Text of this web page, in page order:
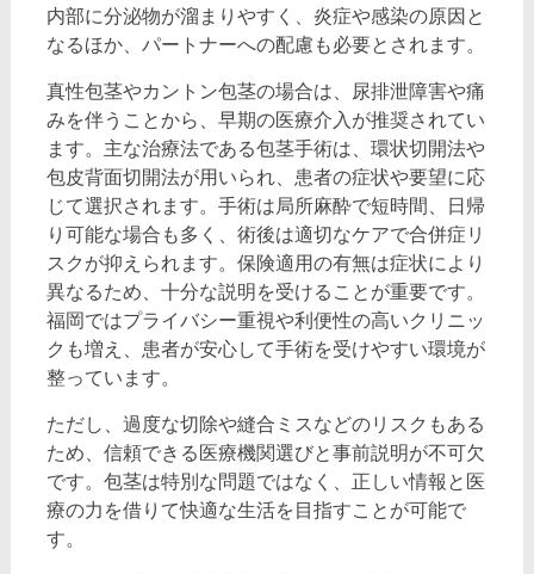
内部に分泌物が溜まりやすく、炎症や感染の原因と
なるほか、パートナーへの配慮も必要とされます。
真性包茎やカントン包茎の場合は、尿排泄障害や痛
みを伴うことから、早期の医療介入が推奨されてい
ます。主な治療法である包茎手術は、環状切開法や
包皮背面切開法が用いられ、患者の症状や要望に応
じて選択されます。手術は局所麻酔で短時間、日帰
り可能な場合も多く、術後は適切なケアで合併症リ
スクが抑えられます。保険適用の有無は症状により
異なるため、十分な説明を受けることが重要です。
福岡ではプライバシー重視や利便性の高いクリニッ
クも増え、患者が安心して手術を受けやすい環境が
整っています。
ただし、過度な切除や縫合ミスなどのリスクもある
ため、信頼できる医療機関選びと事前説明が不可欠
です。包茎は特別な問題ではなく、正しい情報と医
療の力を借りて快適な生活を目指すことが可能で
す。